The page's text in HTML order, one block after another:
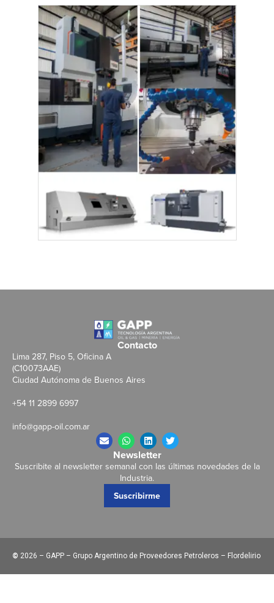
Contacto
Lima 287, Piso 5, Oficina A
(C10073AAE)
Ciudad Autónoma de Buenos Aires
+54 11 2899 6997
info@gapp-oil.com.ar
Newsletter
Suscribite al newsletter semanal con las últimas novedades de la
Industria.
Suscribirme
© 2026 – GAPP – Grupo Argentino de Proveedores Petroleros – Flordelirio